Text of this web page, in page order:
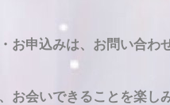
お申込みは、お問い合わ
お会いできることを楽し